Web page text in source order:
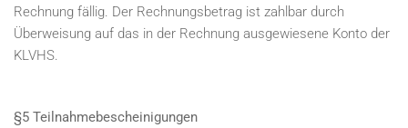
Rechnung fällig. Der Rechnungsbetrag ist zahlbar durch
Überweisung auf das in der Rechnung ausgewiesene Konto der
KLVHS.
§5 Teilnahmebescheinigungen